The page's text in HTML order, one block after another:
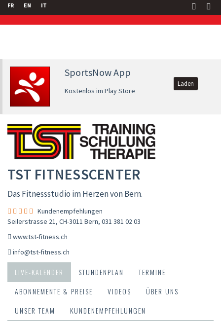
FR EN IT
SportsNow App
Kostenlos im Play Store
Laden
TST FITNESSCENTER
Das Fitnessstudio im Herzen von Bern.
Kundenempfehlungen
Seilerstrasse 21, CH-3011 Bern, 031 381 02 03
www.tst-fitness.ch
info@tst-fitness.ch
LIVE-KALENDER STUNDENPLAN
TERMINE
ABONNEMENTE & PREISE
VIDEOS
ÜBER UNS
UNSER TEAM
KUNDENEMPFEHLUNGEN